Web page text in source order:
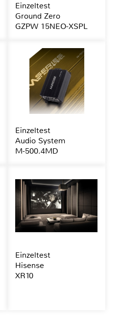
Einzeltest
Ground Zero
GZPW 15NEO-XSPL
Einzeltest
Audio System
M-500.4MD
Einzeltest
Hisense
XR10